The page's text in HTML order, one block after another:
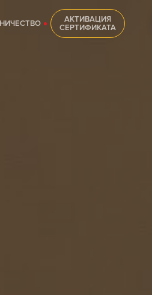
АКТИВАЦИЯ
СЕРТИФИКАТА